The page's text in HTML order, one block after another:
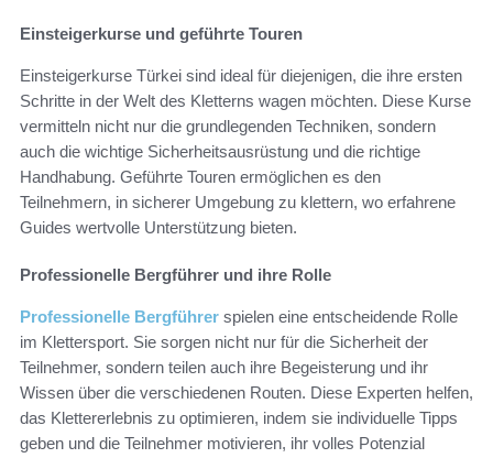
Einsteigerkurse und geführte Touren
Einsteigerkurse Türkei sind ideal für diejenigen, die ihre ersten
Schritte in der Welt des Kletterns wagen möchten. Diese Kurse
vermitteln nicht nur die grundlegenden Techniken, sondern
auch die wichtige Sicherheitsausrüstung und die richtige
Handhabung. Geführte Touren ermöglichen es den
Teilnehmern, in sicherer Umgebung zu klettern, wo erfahrene
Guides wertvolle Unterstützung bieten.
Professionelle Bergführer und ihre Rolle
Professionelle Bergführer spielen eine entscheidende Rolle
im Klettersport. Sie sorgen nicht nur für die Sicherheit der
Teilnehmer, sondern teilen auch ihre Begeisterung und ihr
Wissen über die verschiedenen Routen. Diese Experten helfen,
das Klettererlebnis zu optimieren, indem sie individuelle Tipps
geben und die Teilnehmer motivieren, ihr volles Potenzial